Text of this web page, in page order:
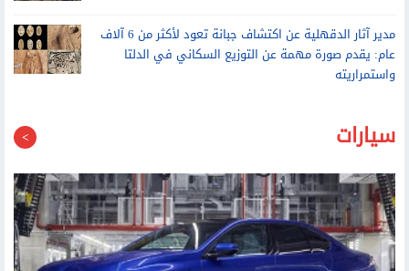
عام: يقدم صورة مهمة عن التوزيع السكاني في الدلتا
واستمراريته
سيارات